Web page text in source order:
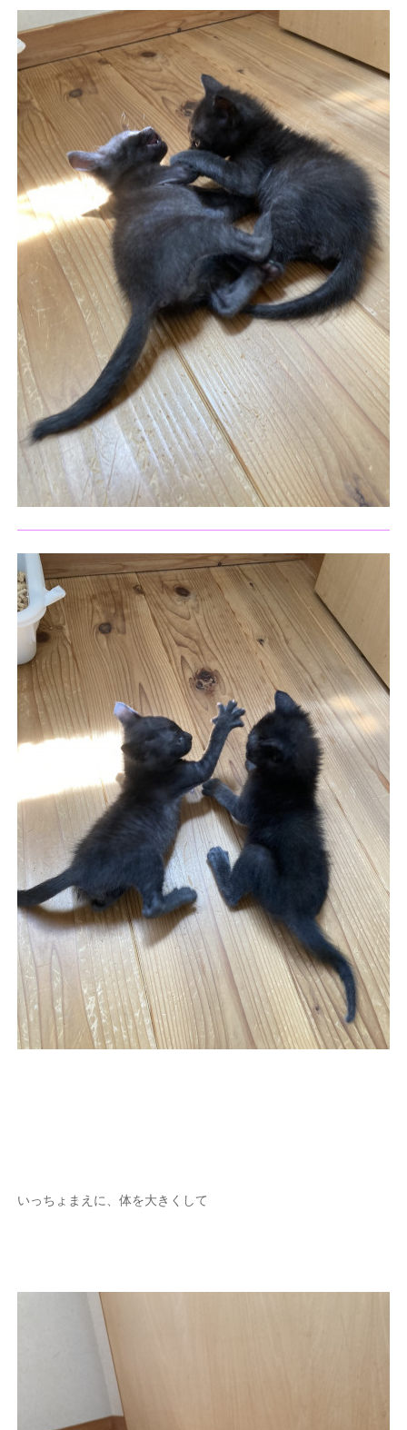
いっちょまえに、体を大きくして